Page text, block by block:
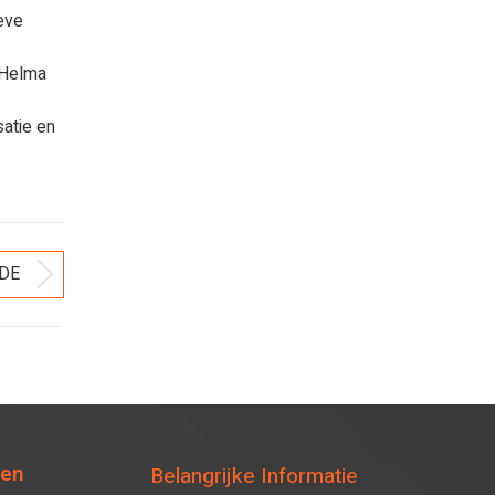
en
Volgend
bericht
Belangrijke Informatie